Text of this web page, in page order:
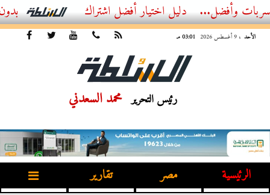
أفضل اشتراك IPTV بدون تقطيع 2026 – دليل المشاهد العصري
الأحد ، 9 أغسطس 2026 03:01 مـ
رئيس التحرير محمد السعدني
الرئيسية مصر تقارير